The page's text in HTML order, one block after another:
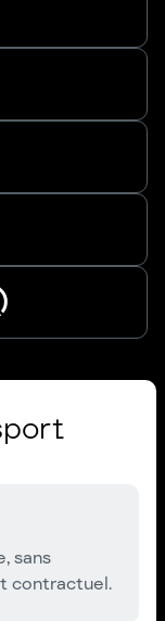
sans
contractuel.